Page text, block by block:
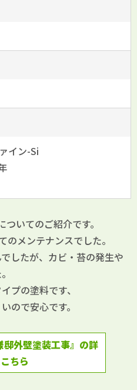
イン-Si
いてのご紹介です。
のメンテナンスでした。
したが、カビ・苔の発生や
プの塗料です、
ので安心です。
邸外壁塗装工事』の詳
ちら